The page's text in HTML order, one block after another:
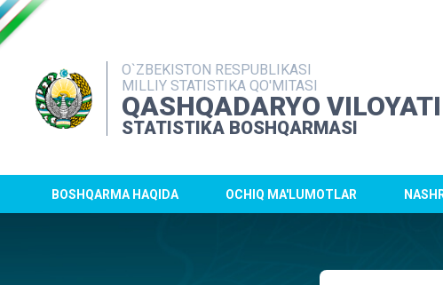
O`ZBEKISTON RESPUBLIKASI
MILLIY STATISTIKA QO'MITASI
QASHQADARYO VILOYATI
STATISTIKA BOSHQARMASI
BOSHQARMA HAQIDA OCHIQ MA'LUMOTLAR